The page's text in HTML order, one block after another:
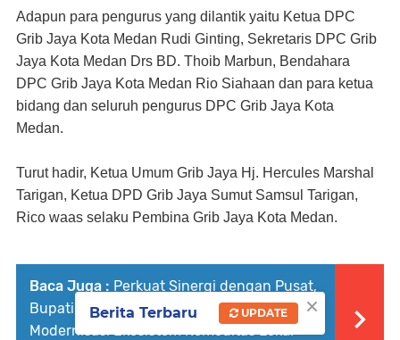
Adapun para pengurus yang dilantik yaitu Ketua DPC
Grib Jaya Kota Medan Rudi Ginting, Sekretaris DPC Grib
Jaya Kota Medan Drs BD. Thoib Marbun, Bendahara
DPC Grib Jaya Kota Medan Rio Siahaan dan para ketua
bidang dan seluruh pengurus DPC Grib Jaya Kota
Medan.
Turut hadir, Ketua Umum Grib Jaya Hj. Hercules Marshal
Tarigan, Ketua DPD Grib Jaya Sumut Samsul Tarigan,
Rico waas selaku Pembina Grib Jaya Kota Medan.
Baca Juga : Perkuat Sinergi dengan Pusat,
Bupati Karo Temui Menteri Koperasi Bahas
Modernisasi Ekosistem Komoditas Lokal
×
Berita Terbaru UPDATE